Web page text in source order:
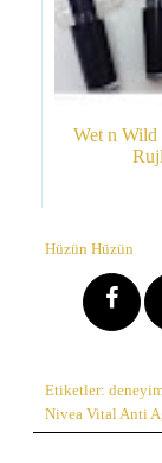
Wet n Wild
Hüzün Hüzün
Etiketler:
Nivea Vital Anti